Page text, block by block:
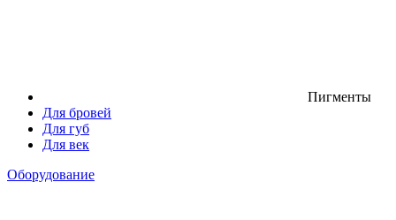
Пигменты
Для бровей
Для губ
Для век
Оборудование